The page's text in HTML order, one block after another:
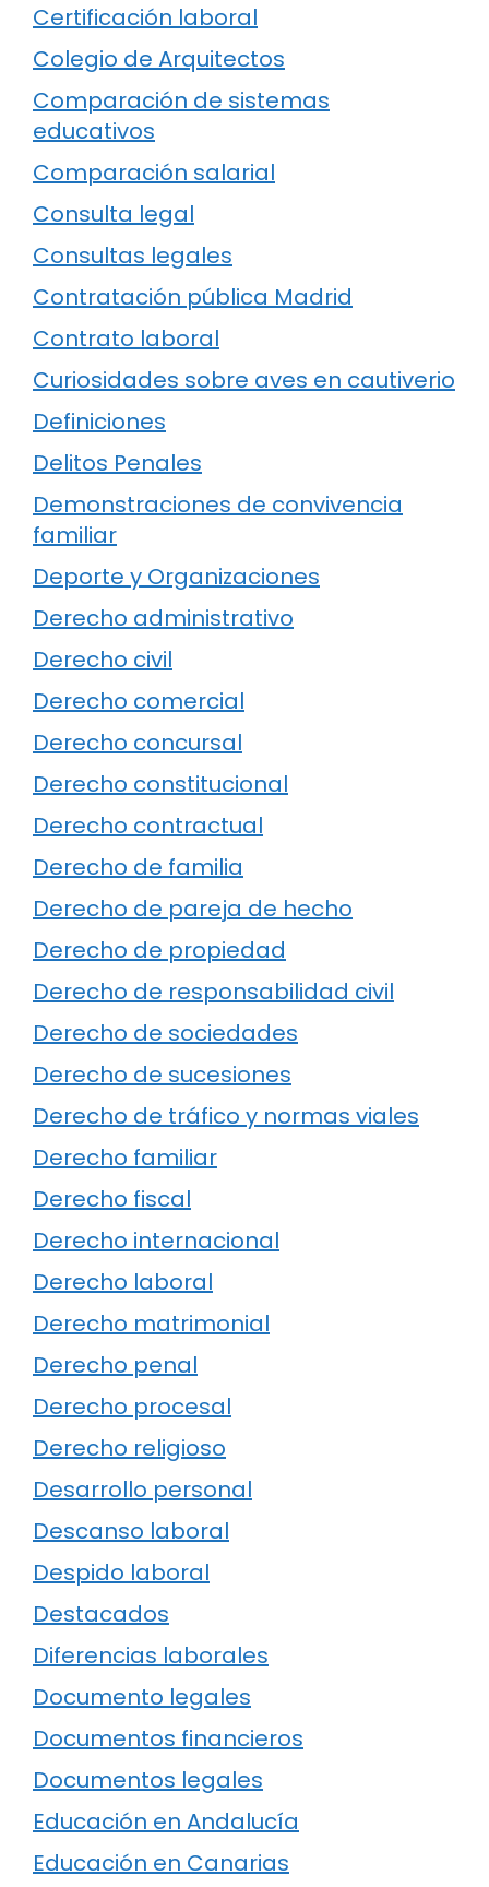
Certificación laboral
Colegio de Arquitectos
Comparación de sistemas
educativos
Comparación salarial
Consulta legal
Consultas legales
Contratación pública Madrid
Contrato laboral
Curiosidades sobre aves en cautiverio
Definiciones
Delitos Penales
Demonstraciones de convivencia
familiar
Deporte y Organizaciones
Derecho administrativo
Derecho civil
Derecho comercial
Derecho concursal
Derecho constitucional
Derecho contractual
Derecho de familia
Derecho de pareja de hecho
Derecho de propiedad
Derecho de responsabilidad civil
Derecho de sociedades
Derecho de sucesiones
Derecho de tráfico y normas viales
Derecho familiar
Derecho fiscal
Derecho internacional
Derecho laboral
Derecho matrimonial
Derecho penal
Derecho procesal
Derecho religioso
Desarrollo personal
Descanso laboral
Despido laboral
Destacados
Diferencias laborales
Documento legales
Documentos financieros
Documentos legales
Educación en Andalucía
Educación en Canarias